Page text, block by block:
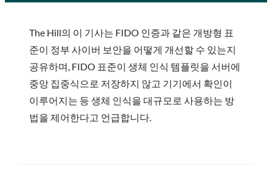
The Hill의 이 기사는 FIDO 인증과 같은 개방형 표
준이 정부 사이버 보안을 어떻게 개선할 수 있는지
공유하며, FIDO 표준이 생체 인식 템플릿을 서버에
중앙 집중식으로 저장하지 않고 기기에서 확인이
이루어지는 등 생체 인식을 대규모로 사용하는 방
법을 제어한다고 언급합니다.